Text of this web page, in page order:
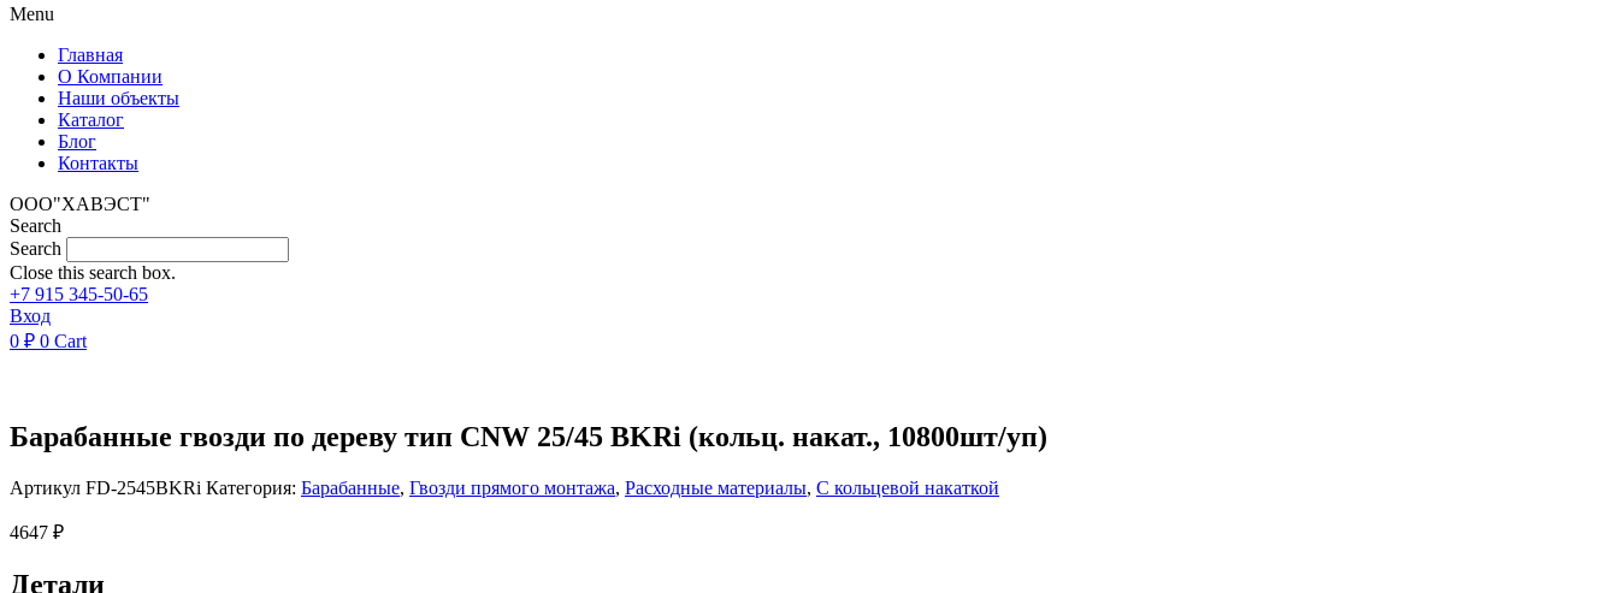
Menu
Главная
О Компании
Наши объекты
Каталог
Блог
Контакты
ООО"ХАВЭСТ"
Search
Search
Close this search box.
+7 915 345-50-65
Вход
0 ₽ 0 Cart
Барабанные гвозди по дереву тип CNW 25/45 BKRi (кольц. накат., 10800шт/уп)
Артикул FD-2545BKRi Категория: Барабанные, Гвозди прямого монтажа, Расходные материалы, С кольцевой накаткой
4647 ₽
Детали